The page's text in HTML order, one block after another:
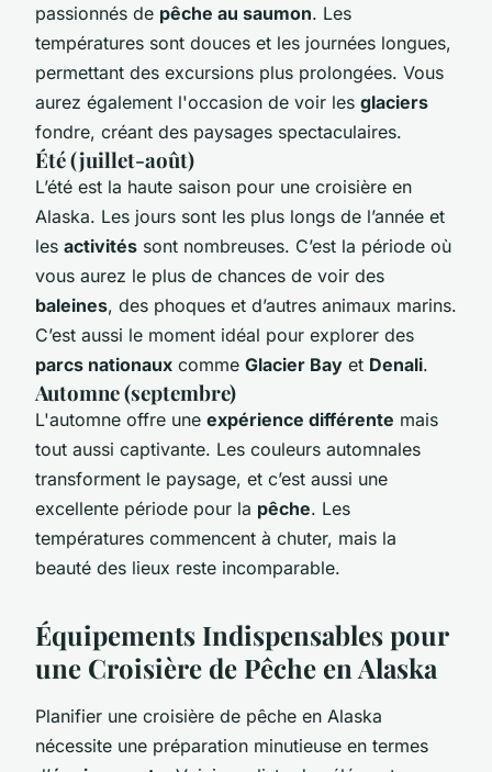
passionnés de pêche au saumon. Les
températures sont douces et les journées longues,
permettant des excursions plus prolongées. Vous
aurez également l'occasion de voir les glaciers
fondre, créant des paysages spectaculaires.
Été (juillet-août)
L’été est la haute saison pour une croisière en
Alaska. Les jours sont les plus longs de l’année et
les activités sont nombreuses. C’est la période où
vous aurez le plus de chances de voir des
baleines, des phoques et d’autres animaux marins.
C’est aussi le moment idéal pour explorer des
parcs nationaux comme Glacier Bay et Denali.
Automne (septembre)
L'automne offre une expérience différente mais
tout aussi captivante. Les couleurs automnales
transforment le paysage, et c’est aussi une
excellente période pour la pêche. Les
températures commencent à chuter, mais la
beauté des lieux reste incomparable.
Équipements Indispensables pour
une Croisière de Pêche en Alaska
Planifier une croisière de pêche en Alaska
nécessite une préparation minutieuse en termes